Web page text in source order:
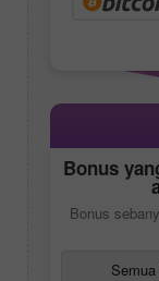
Bonus
Bonus